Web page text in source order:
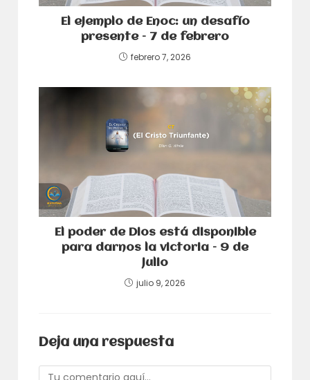
El ejemplo de Enoc: un desafío
presente – 7 de febrero
febrero 7, 2026
El poder de Dios está disponible
para darnos la victoria – 9 de
julio
julio 9, 2026
Deja una respuesta
Comentario